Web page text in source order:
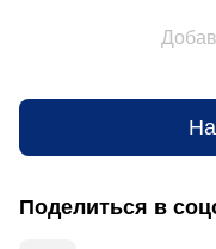
Поделиться в